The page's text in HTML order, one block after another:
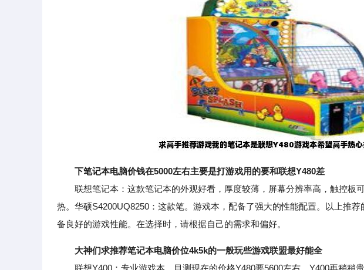
下笔记本电脑价钱在5000左右主要是打游戏用的要和联想Y480差
联想笔记本：这款笔记本的外观好看，厚度较薄，屏幕分辨率高，触控板
热。华硕S4200UQ8250：这款笔。游戏本，配备了强大的性能配置。以上推
备良好的游戏性能。在选择时，请根据自己的需求和偏好。
大神们求推荐笔记本电脑价位4k5k的一般玩些游戏联盟最好能全
联想Y400：专业游戏本，目测现在的价格Y480要5600左右，Y400再稍稍